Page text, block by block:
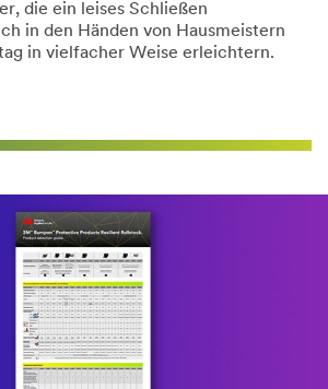
die ein leises Schließen
in den Händen von Hausmeistern
in vielfacher Weise erleichtern.